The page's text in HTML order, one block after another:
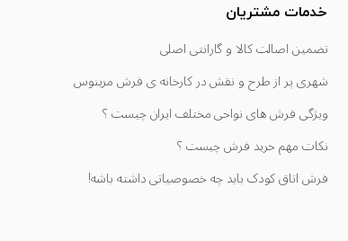
خدمات مشتریان
تضمین اصالت کالا و گارانتی اصلی
شهری پر از طرح و نقش در کارخانه ی فرش مرینوس
ویژگی‌ فرش‌ های نواحی مختلف ایران چیست ؟
نکات مهم خرید فرش چیست ؟
فرش اتاق کودک باید چه خصوصیاتی داشته باشه!